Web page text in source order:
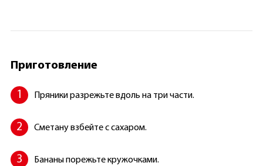
Приготовление
Пряники разрежьте вдоль на три части.
Сметану взбейте с сахаром.
Бананы порежьте кружочками.